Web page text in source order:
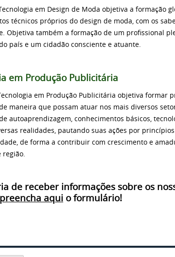
em Design de Moda objetiva a formação
técnicos próprios do design de moda, com os
Objetiva também a formação de um profissional
país e um cidadão consciente e atuante.
em Produção Publicitária
em Produção Publicitária objetiva formar
maneira que possam atuar nos mais diversos
autoaprendizagem, conhecimentos básicos,
realidades, pautando suas ações por
de forma a contribuir com crescimento e
região.
de receber informações sobre os
preencha aqui o formulário!